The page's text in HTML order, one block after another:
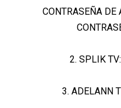
CONTRASEÑA DE
2. SPLIK TV:
3. ADELANN